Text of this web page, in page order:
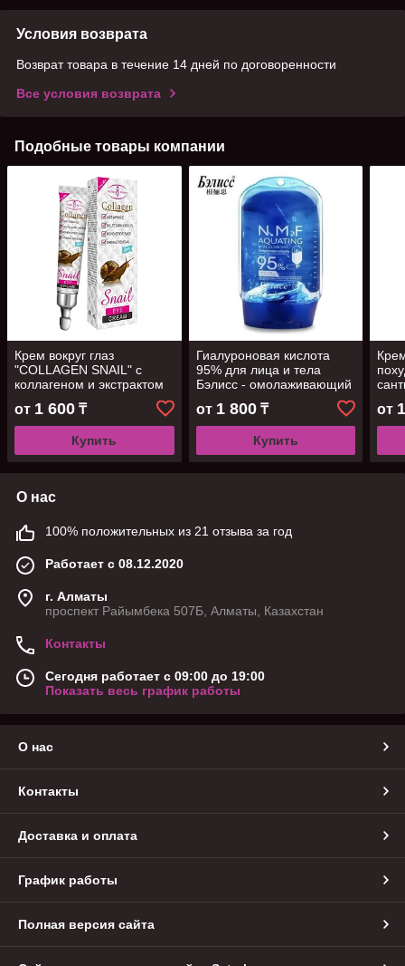
Условия возврата
Возврат товара в течение 14 дней по договоренности
Все условия возврата
Подобные товары компании
Крем вокруг глаз
"COLLAGEN SNAIL" с
коллагеном и экстрактом
от 1 600 ₸
Купить
Гиалуроновая кислота
95% для лица и тела
Бэлисс - омолаживающий
лифтинг-эффект, 300мл
от 1 800₸
Купить
от
О нас
100% положительных из 21 отзыва за год
Работает с 08.12.2020
г. Алматы
проспект Райымбека 507Б, Алматы, Казахстан
Контакты
Сегодня работает с 09:00 до 19:00
Показать весь график работы
О нас
Контакты
Доставка и оплата
График работы
Полная версия сайта